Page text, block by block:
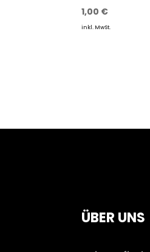
1,00 €
inkl. MwSt.
ÜBER UNS